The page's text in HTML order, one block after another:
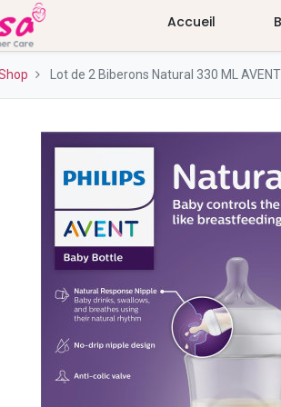
Accueil
Lot de 2 Biberons Natural 330 ML AVENT